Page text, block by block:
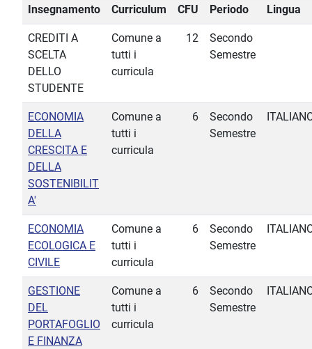
Insegnamento Curriculum CFU Periodo Lingua
CREDITI A
SCELTA
DELLO
STUDENTE
Comune a
tutti i
curricula
12
Secondo
Semestre
ECONOMIA
DELLA
CRESCITA E
DELLA
SOSTENIBILIT
A'
Comune a
tutti i
curricula
6
Secondo
Semestre
ECONOMIA
ECOLOGICA E
CIVILE
Comune a
tutti i
curricula
6
Secondo
Semestre
GESTIONE
DEL
PORTAFOGLIO
E FINANZA
Comune a
tutti i
curricula
6
Secondo
Semestre